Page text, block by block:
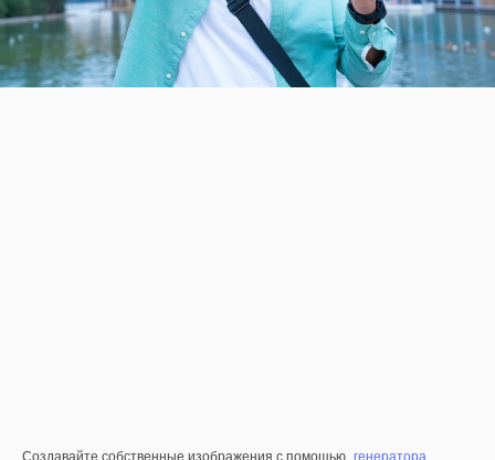
Создавайте собственные изображения с помощью генератора